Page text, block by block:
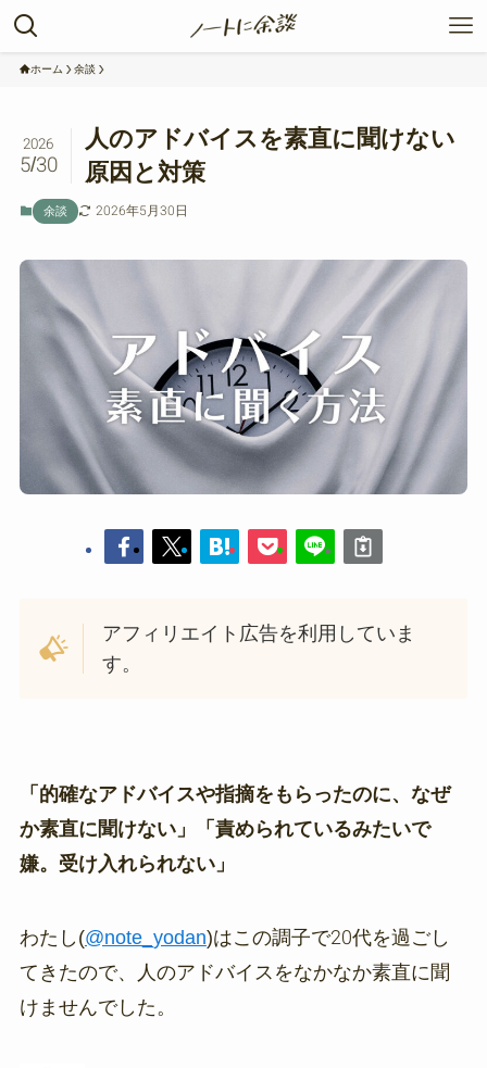
ホーム 余談
人のアドバイスを素直に聞けない
原因と対策
2026
5/30
余談 2026年5月30日
アフィリエイト広告を利用していま
す。
「的確なアドバイスや指摘をもらったのに、なぜ
か素直に聞けない」「責められているみたいで
嫌。受け入れられない」
わたし(@note_yodan)はこの調子で20代を過ごし
てきたので、人のアドバイスをなかなか素直に聞
けませんでした。